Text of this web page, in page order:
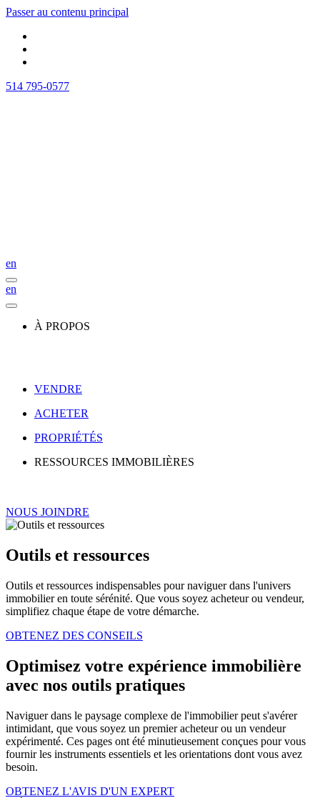
Passer au contenu principal
514 795-0577
en
en
À PROPOS
VENDRE
ACHETER
PROPRIÉTÉS
RESSOURCES IMMOBILIÈRES
NOUS JOINDRE
Outils et ressources
Outils et ressources indispensables pour naviguer dans l'univers
immobilier en toute sérénité. Que vous soyez acheteur ou vendeur,
simplifiez chaque étape de votre démarche.
OBTENEZ DES CONSEILS
Optimisez votre expérience immobilière
avec nos outils pratiques
Naviguer dans le paysage complexe de l'immobilier peut s'avérer
intimidant, que vous soyez un premier acheteur ou un vendeur
expérimenté. Ces pages ont été minutieusement conçues pour vous
fournir les instruments essentiels et les orientations dont vous avez
besoin.
OBTENEZ L'AVIS D'UN EXPERT